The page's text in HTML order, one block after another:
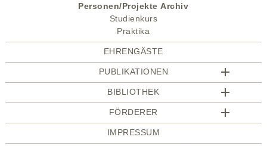
Personen/Projekte Archiv
Studienkurs
Praktika
EHRENGÄSTE
PUBLIKATIONEN
BIBLIOTHEK
FÖRDERER
IMPRESSUM